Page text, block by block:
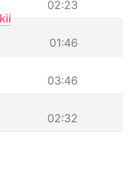
02:23
01:46
03:46
02:32